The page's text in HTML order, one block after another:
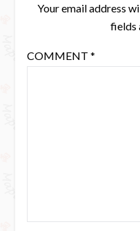
Your email address
fields
COMMENT *